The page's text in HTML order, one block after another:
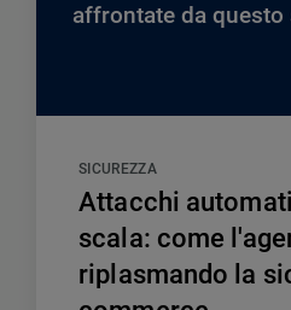
affrontate da questo
SICUREZZA
Attacchi
scala: come
riplasmando la